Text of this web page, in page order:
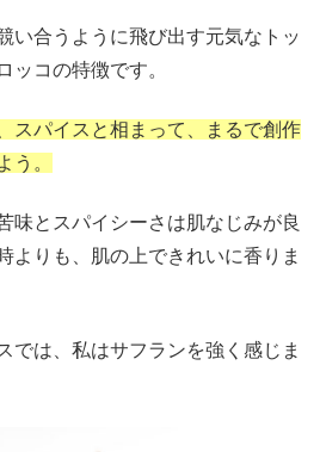
い合うように飛び出す元気なトッ
ッコの特徴です。
スパイスと相まって、まるで創作
う。
味とスパイシーさは肌なじみが良
よりも、肌の上できれいに香りま
では、私はサフランを強く感じま